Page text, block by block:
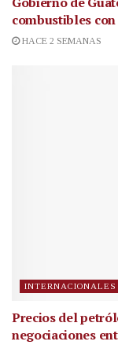
combustibles
HACE 2 SEMANAS
INTERNACIONALES
Precios del
negociaciones